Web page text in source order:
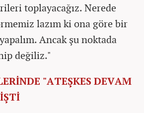
toplayacağız. Nerede
lazım ki ona göre bir
Ancak şu noktada
değiliz."
"ATEŞKES DEVAM